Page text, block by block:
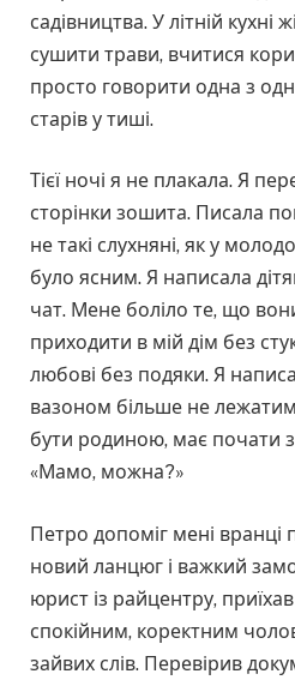
садівництва. У літній
сушити трави, вчитися
просто говорити одна з
старів у тиші.
Тієї ночі я не плакала. Я
сторінки зошита. Писала
не такі слухняні, як у
було ясним. Я написала
чат. Мене боліло те, що
приходити в мій дім без
любові без подяки. Я
вазоном більше не
бути родиною, має почати
«Мамо, можна?»
Петро допоміг мені вранці
новий ланцюг і важкий
юрист із райцентру, приїхав
спокійним, коректним
зайвих слів. Перевірив